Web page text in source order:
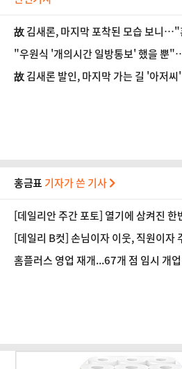
故 김새론, 마지막 포착된 모습 보니…"
다"
"우원식 '개의시간 일방통보' 했을 뿐
명' 조목조목 반박
故 김새론 발인, 마지막 가는 길 '아저
홍금표 기자가 쓴 기사
[데일리안 주간 포토] 열기에 삼켜진
른 도심!
[데일리 B컷] 손님이자 이웃, 직원이자
홈플러스 영업 재개...67개 점 임시 개